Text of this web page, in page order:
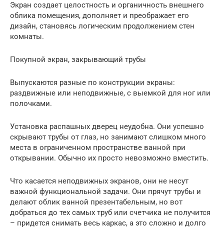
Экран создает целостность и органичность внешнего
облика помещения, дополняет и преображает его
дизайн, становясь логическим продолжением стен
комнаты.
Покупной экран, закрывающий трубы
Выпускаются разные по конструкции экраны:
раздвижные или неподвижные, с выемкой для ног или
полочками.
Установка распашных дверец неудобна. Они успешно
скрывают трубы от глаз, но занимают слишком много
места в ограниченном пространстве ванной при
открывании. Обычно их просто невозможно вместить.
Что касается неподвижных экранов, они не несут
важной функциональной задачи. Они прячут трубы и
делают облик ванной презентабельным, но вот
добраться до тех самых труб или счетчика не получится
– придется снимать весь каркас, а это сложно и долго